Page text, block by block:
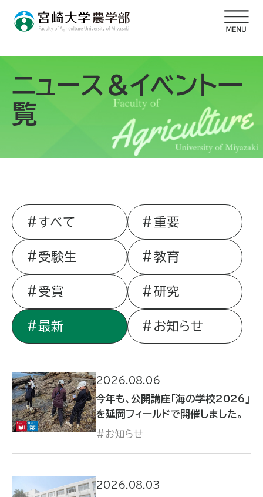
ニュース＆イベント一
覧
すべて 重要
受験生 教育
受賞 研究
最新 お知らせ
2026.08.06
今年も、公開講座「海の学校2026」
を延岡フィールドで開催しました。
お知らせ
2026.08.03